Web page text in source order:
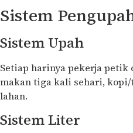
Sistem
Sistem Upah
Setiap harinya pekerja petik
makan tiga kali sehari,
lahan.
Sistem Liter